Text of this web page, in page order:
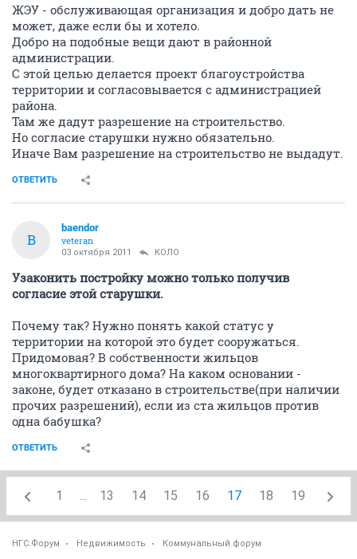
ЖЭУ - обслуживающая организация и добро дать не
может, даже если бы и хотело.
Добро на подобные вещи дают в районной
администрации.
С этой целью делается проект благоустройства
территории и согласовывается с администрацией
района.
Там же дадут разрешение на строительство.
Но согласие старушки нужно обязательно.
Иначе Вам разрешение на строительство не выдадут.
ОТВЕТИТЬ
B
baendor
veteran
03 октября 2011 КОЛО
Узаконить постройку можно только получив
согласие этой старушки.
Почему так? Нужно понять какой статус у
территории на которой это будет сооружаться.
Придомовая? В собственности жильцов
многоквартирного дома? На каком основании -
законе, будет отказано в строительстве(при наличии
прочих разрешений), если из ста жильцов против
одна бабушка?
ОТВЕТИТЬ
1 ... 13 14 15 16 17 18 19
НГС.Форум Недвижимость Коммунальный форум